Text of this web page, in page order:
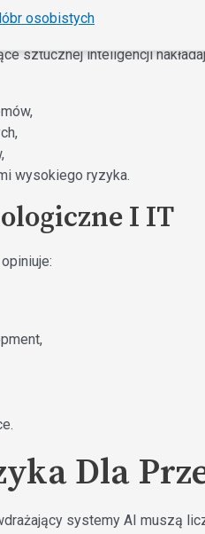
osobistych
sztucznej inteligencji
wysokiego ryzyka.
I IT
Dla
systemy AI muszą